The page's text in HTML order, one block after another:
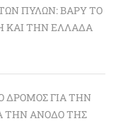
ΠΥΛΏΝ: BΑΡΎ ΤΟ
ΚΑΙ ΤΗΝ ΕΛΛΆΔΑ
ΔΡΌΜΟΣ ΓΙΑ ΤΗΝ
ΤΗΝ ΆΝΟΔΟ ΤΗΣ